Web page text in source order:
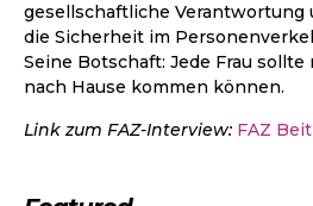
gesellschaftliche Verantwortung
die Sicherheit im
Seine Botschaft: Jede Frau
nach Hause kommen können.
Link zum FAZ-Interview: FAZ